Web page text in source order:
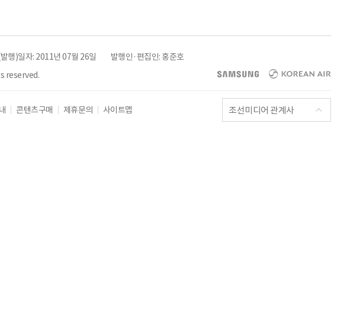
행)일자: 2011년 07월 26일
발행인·편집인: 홍준호
reserved.
콘텐츠구매 제휴문의 사이트맵 조선미디어 관계사